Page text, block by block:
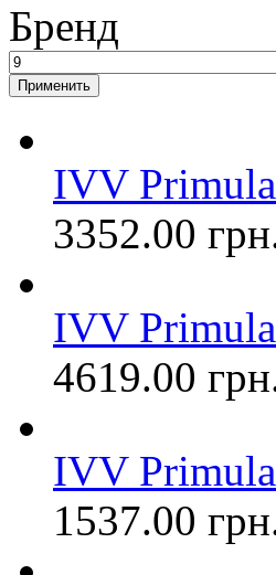
Бренд
IVV
3352.00
IVV
4619.00
IVV
1537.00